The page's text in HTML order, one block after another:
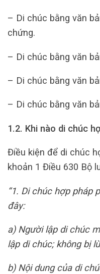
– Di chúc bằng văn
chứng.
– Di chúc bằng văn
– Di chúc bằng văn
– Di chúc bằng văn
1.2. Khi nào di chúc
Điều kiện để di chúc
khoản 1 Điều 630 Bộ
“1. Di chúc hợp pháp
đây:
a) Người lập di chúc
lập di chúc; không bị
b) Nội dung của di